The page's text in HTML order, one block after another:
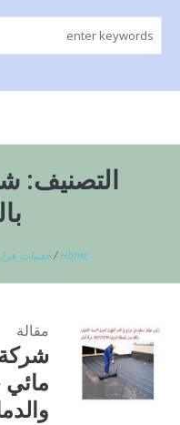
التصنيف:
Home
/خدمات
مقالة